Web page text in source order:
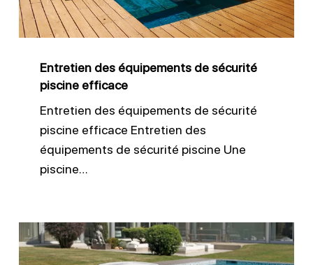
piscine
efficace
Entretien des équipements de sécurité
piscine efficace
Entretien des équipements de sécurité
piscine efficace Entretien des
équipements de sécurité piscine Une
piscine…
Contrôler
et